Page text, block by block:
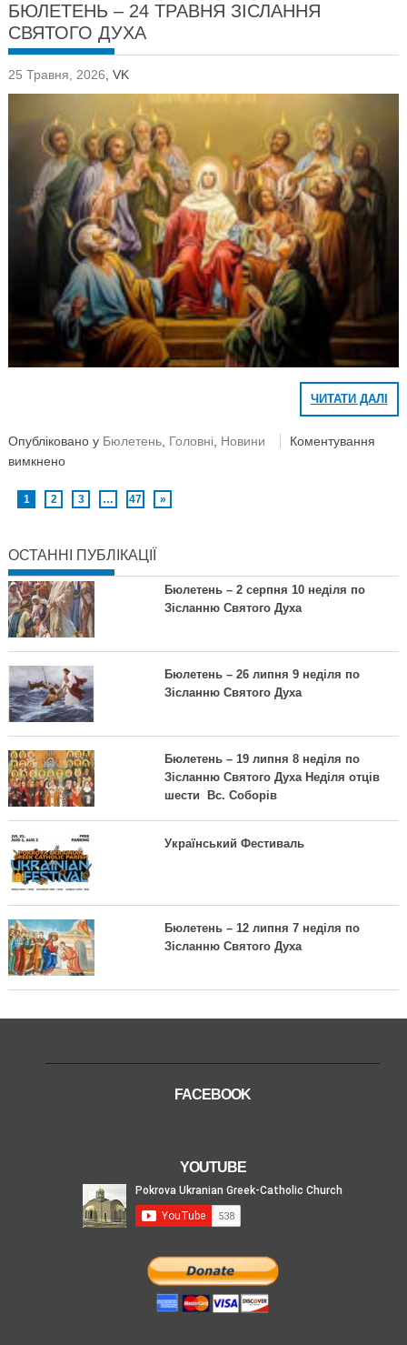
БЮЛЕТЕНЬ – 24 ТРАВНЯ ЗІСЛАННЯ
СВЯТОГО ДУХА
25 Травня, 2026,VK
ЧИТАТИ ДАЛІ
Опубліковано у Бюлетень Головні Новини
Коментування
вимкнено
1 2 3 … 47 »
ОСТАННІ ПУБЛІКАЦІЇ
Бюлетень – 2 серпня 10 неділя по
Зісланню Святого Духа
Бюлетень – 26 липня 9 неділя по
Зісланню Святого Духа
Бюлетень – 19 липня 8 неділя по
Зісланню Святого Духа Неділя отців
шести Вс. Соборів
Український Фестиваль
Бюлетень – 12 липня 7 неділя по
Зісланню Святого Духа
FACEBOOK
YOUTUBE